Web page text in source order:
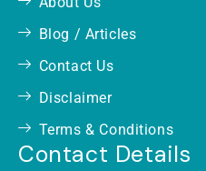
Blog / Articles
Contact Us
Disclaimer
Terms & Conditions
Contact Details